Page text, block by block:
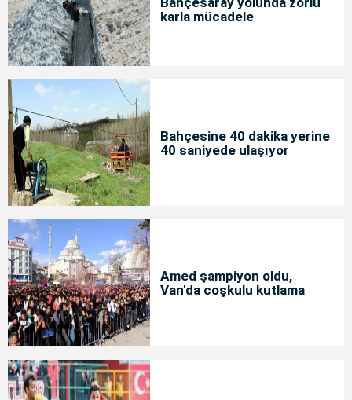
karla mücadele
Bahçesine 40 dakika yerine
40 saniyede ulaşıyor
Amed şampiyon oldu,
Van'da coşkulu kutlama